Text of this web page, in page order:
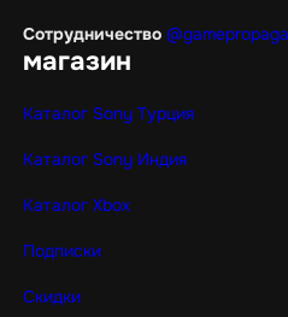
Сотрудничество
магазин
Каталог Sony Турция
Каталог Sony Индия
Каталог Xbox
Подписки
Скидки